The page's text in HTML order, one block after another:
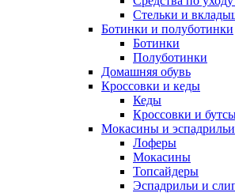
Стельки и
Ботинки и полуботинки
Ботинки
Полуботинки
Домашняя обувь
Кроссовки и кеды
Кеды
Кроссовки и
Мокасины и эспадрильи
Лоферы
Мокасины
Топсайдеры
Эспадрильи и